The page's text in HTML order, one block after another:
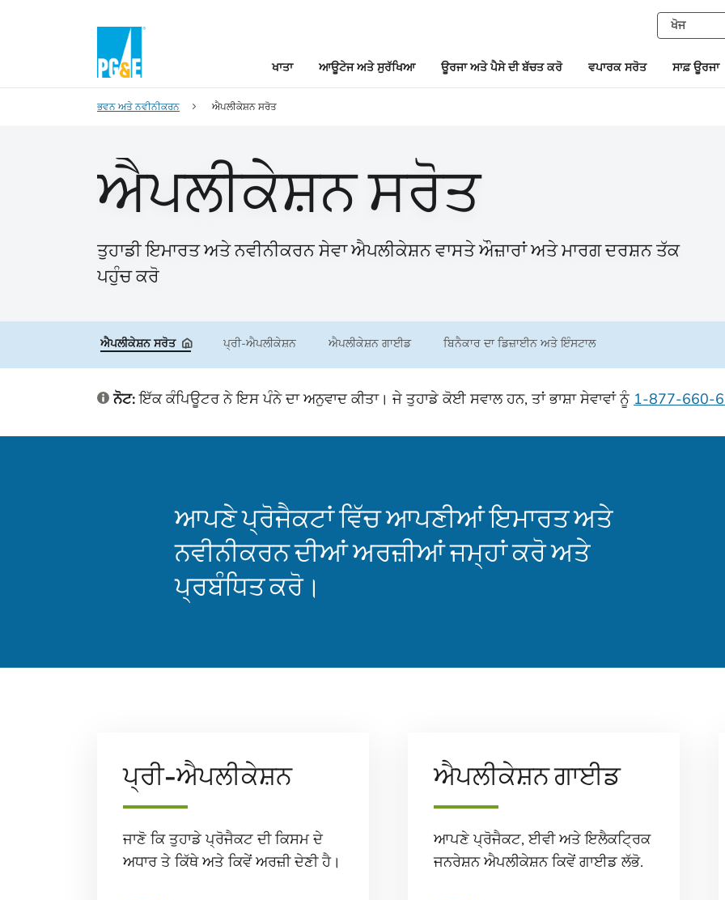
ਖਾਤਾ ਆਊਟੇਜ ਅਤੇ ਸੁਰੱਖਿਆ ਊਰਜਾ ਅਤੇ ਪੈਸੇ ਦੀ ਬੱਚਤ ਕਰੋ ਵਪਾਰਕ ਸਰੋਤ ਸਾਫ਼ ਊਰਜਾ
ਭਵਨ ਅਤੇ ਨਵੀਨੀਕਰਨ ਐਪਲੀਕੇਸ਼ਨ ਸਰੋਤ
ਐਪਲੀਕੇਸ਼ਨ ਸਰੋਤ
ਤੁਹਾਡੀ ਇਮਾਰਤ ਅਤੇ ਨਵੀਨੀਕਰਨ ਸੇਵਾ ਐਪਲੀਕੇਸ਼ਨ ਵਾਸਤੇ ਔਜ਼ਾਰਾਂ ਅਤੇ ਮਾਰਗ ਦਰਸ਼ਨ ਤੱਕ
ਪਹੁੰਚ ਕਰੋ
ਐਪਲੀਕੇਸ਼ਨ ਸਰੋਤ ਪ੍ਰੀ-ਐਪਲੀਕੇਸ਼ਨ ਐਪਲੀਕੇਸ਼ਨ ਗਾਈਡ ਬਿਨੈਕਾਰ ਦਾ ਡਿਜ਼ਾਈਨ ਅਤੇ ਇੰਸਟਾਲ
ਨੋਟ:ਇੱਕ ਕੰਪਿਊਟਰ ਨੇ ਇਸ ਪੰਨੇ ਦਾ ਅਨੁਵਾਦ ਕੀਤਾ। ਜੇ ਤੁਹਾਡੇ ਕੋਈ ਸਵਾਲ ਹਨ, ਤਾਂ ਭਾਸ਼ਾ ਸੇਵਾਵਾਂ ਨੂੰ 1-877-660-
ਆਪਣੇ ਪ੍ਰੋਜੈਕਟਾਂ ਵਿੱਚ ਆਪਣੀਆਂ ਇਮਾਰਤ ਅਤੇ
ਨਵੀਨੀਕਰਨ ਦੀਆਂ ਅਰਜ਼ੀਆਂ ਜਮ੍ਹਾਂ ਕਰੋ ਅਤੇ
ਪ੍ਰਬੰਧਿਤ ਕਰੋ।
ਪ੍ਰੀ-ਐਪਲੀਕੇਸ਼ਨ
ਜਾਣੋ ਕਿ ਤੁਹਾਡੇ ਪ੍ਰੋਜੈਕਟ ਦੀ ਕਿਸਮ ਦੇ
ਅਧਾਰ ਤੇ ਕਿੱਥੇ ਅਤੇ ਕਿਵੇਂ ਅਰਜ਼ੀ ਦੇਣੀ ਹੈ।
ਐਪਲੀਕੇਸ਼ਨ ਗਾਈਡ
ਆਪਣੇ ਪ੍ਰੋਜੈਕਟ, ਈਵੀ ਅਤੇ ਇਲੈਕਟ੍ਰਿਕ
ਜਨਰੇਸ਼ਨ ਐਪਲੀਕੇਸ਼ਨ ਕਿਵੇਂ ਗਾਈਡ ਲੱਭੋ.